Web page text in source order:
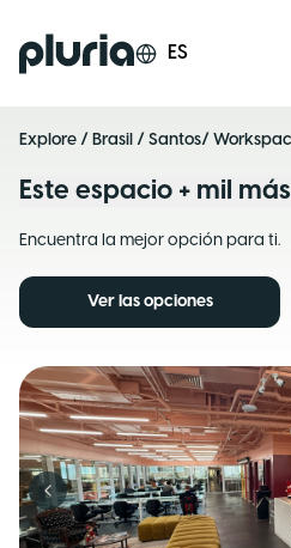
Logo Pluria ES
Explore / Brasil / Santos/
Este espacio + mil
Encuentra la mejor opción para ti.
Ver las opciones
Previous slide